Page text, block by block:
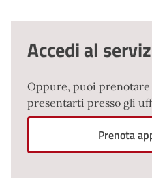
Accedi al
Oppure, puoi
presentarti presso gli
Prenota